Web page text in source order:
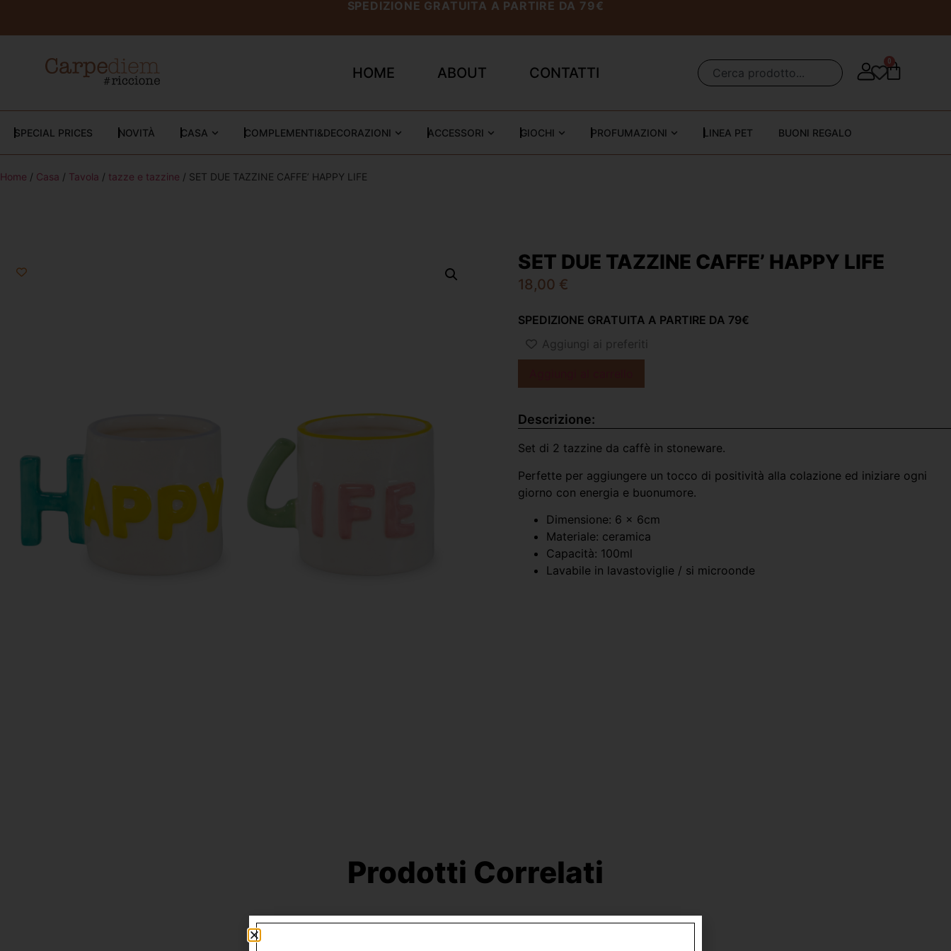
SPEDIZIONE GRATUITA A PARTIRE DA 79€
HOME ABOUT CONTATTI
0
SPECIAL PRICES NOVITÀ CASA COMPLEMENTI&DECORAZIONI ACCESSORI GIOCHI PROFUMAZIONI LINEA PET BUONI REGALO
Home / Casa / Tavola / tazze e tazzine / SET DUE TAZZINE CAFFE’ HAPPY LIFE
SET DUE TAZZINE CAFFE’ HAPPY LIFE
18,00 €
SPEDIZIONE GRATUITA A PARTIRE DA 79€
Aggiungi ai preferiti
Descrizione:
Set di 2 tazzine da caffè in stoneware.
Perfette per aggiungere un tocco di positività alla colazione ed iniziare ogni
giorno con energia e buonumore.
Dimensione: 6 x 6cm
Materiale: ceramica
Capacità: 100ml
Lavabile in lavastoviglie / si microonde
Prodotti Correlati